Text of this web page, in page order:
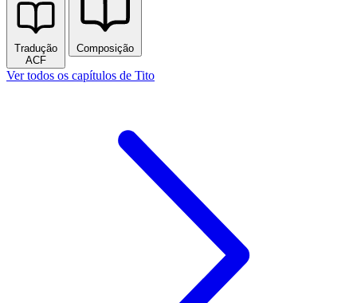
Tradução
ACF
Composição
Ver todos os capítulos de Tito